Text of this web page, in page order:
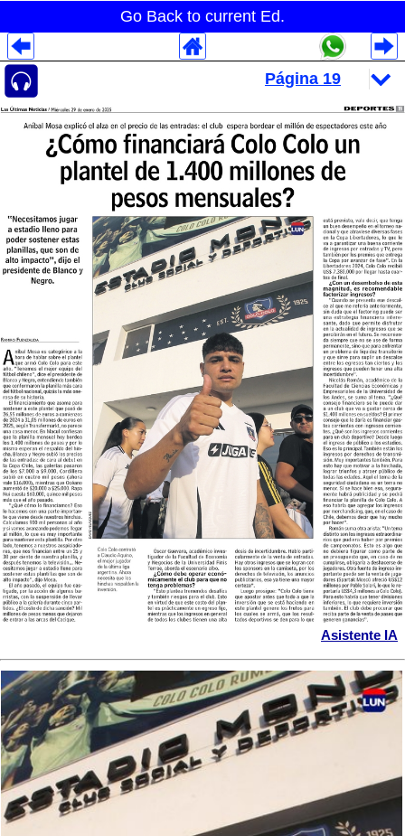
Go Back to current Ed.
Asistente IA
Despliegues Analytics
Despliegues Totales
Despliegues por Rubros